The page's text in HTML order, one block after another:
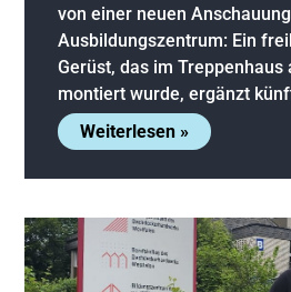
von einer neuen
Ausbildungszentrum: Ein
Gerüst, das im Treppenhaus
montiert wurde, ergänzt
Weiterlesen »